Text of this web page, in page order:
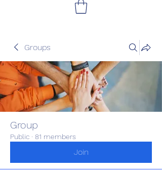
Groups
Group
Public · 81 members
Join